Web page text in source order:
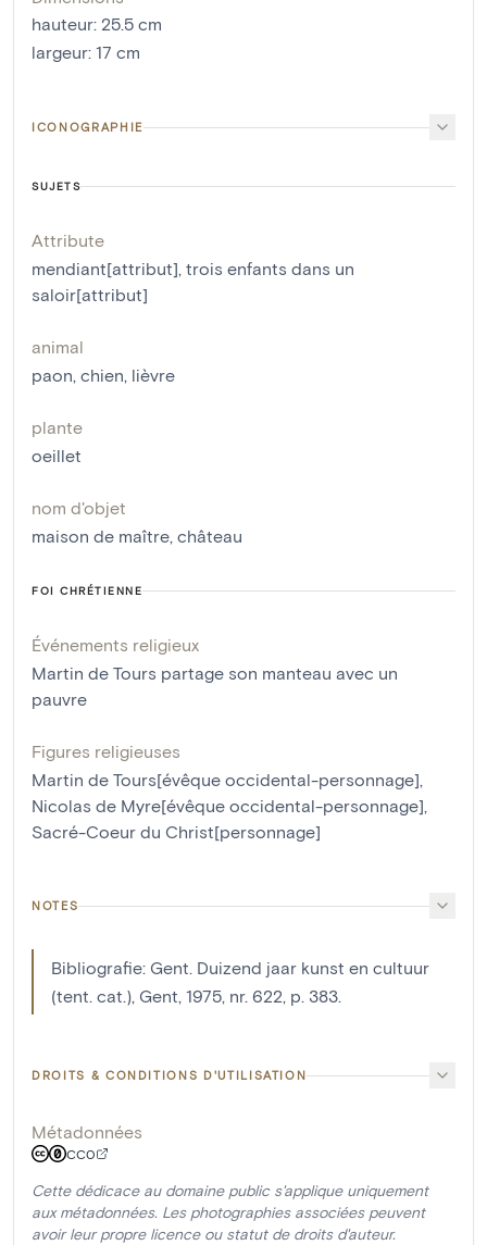
hauteur: 25.5 cm
largeur: 17 cm
ICONOGRAPHIE
SUJETS
Attribute
mendiant[attribut], trois enfants dans un
saloir[attribut]
animal
paon, chien, lièvre
plante
oeillet
nom d'objet
maison de maître, château
FOI CHRÉTIENNE
Événements religieux
Martin de Tours partage son manteau avec un
pauvre
Figures religieuses
Martin de Tours[évêque occidental-personnage],
Nicolas de Myre[évêque occidental-personnage],
Sacré-Coeur du Christ[personnage]
NOTES
Bibliografie: Gent. Duizend jaar kunst en cultuur
(tent. cat.), Gent, 1975, nr. 622, p. 383.
DROITS & CONDITIONS D'UTILISATION
Métadonnées
CC0
Cette dédicace au domaine public s'applique uniquement
aux métadonnées. Les photographies associées peuvent
avoir leur propre licence ou statut de droits d'auteur.